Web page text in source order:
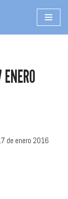
de enero 2016